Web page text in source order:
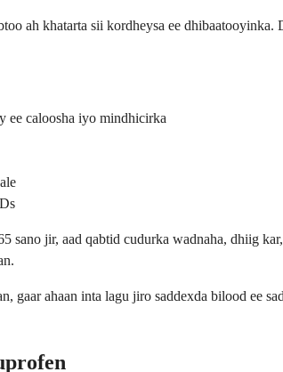
ah khatarta sii kordheysa ee
ee caloosha iyo mindhicirka
sano jir, aad qabtid cudurka wadnaha, dhiig
gaar ahaan inta lagu jiro saddexda bilood ee